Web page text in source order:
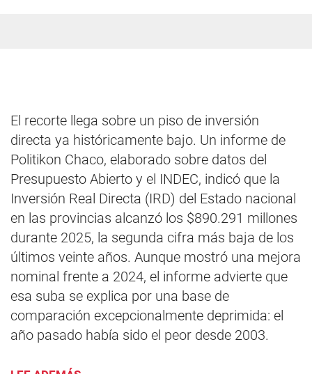
El recorte llega sobre un piso de inversión
directa ya históricamente bajo. Un informe de
Politikon Chaco, elaborado sobre datos del
Presupuesto Abierto y el INDEC, indicó que la
Inversión Real Directa (IRD) del Estado nacional
en las provincias alcanzó los $890.291 millones
durante 2025, la segunda cifra más baja de los
últimos veinte años. Aunque mostró una mejora
nominal frente a 2024, el informe advierte que
esa suba se explica por una base de
comparación excepcionalmente deprimida: el
año pasado había sido el peor desde 2003.